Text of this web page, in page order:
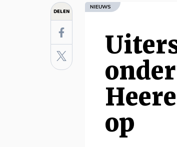
DELEN NIEUWS
op